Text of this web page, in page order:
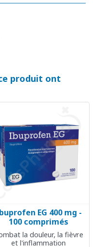
produit ont
EG 400 mg -
100 comprimés
la douleur, la fièvre
et l'inflammation